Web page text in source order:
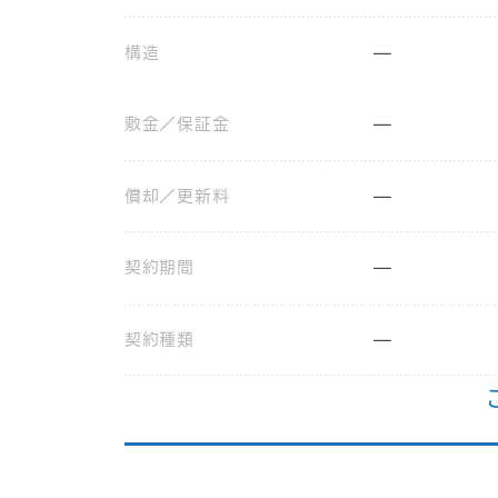
構造 —
敷金／保証金 —
償却／更新料 —
契約期間 —
契約種類 —